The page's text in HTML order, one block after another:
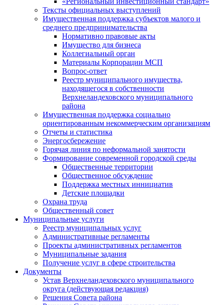
Тексты официальных выступлений
Имущественная поддержка субъектов малого и
среднего предпринимательства
Нормативно правовые акты
Имущество для бизнеса
Коллегиальный орган
Материалы Корпорации МСП
Вопрос-ответ
Реестр муниципального имущества,
находящегося в собственности
Верхнеландеховского муниципального
района
Имущественная поддержка социально
ориентированным некоммерческим организациям
Отчеты и статистика
Энергосбережение
Горячая линия по неформальной занятости
Формирование современной городской среды
Общественные территории
Общественное обсуждение
Поддержка местных иннициатив
Детские площадки
Охрана труда
Общественный совет
Муниципальные услуги
Реестр муниципальных услуг
Административные регламенты
Проекты административных регламентов
Муниципальные задания
Получение услуг в сфере строительства
Документы
Устав Верхнеландеховского муниципального
округа (действующая редакция)
Решения Совета района